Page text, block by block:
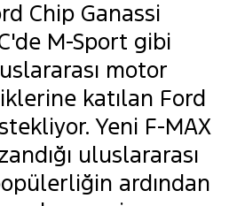
Chip Ganassi
M-Sport gibi
motor
katılan Ford
Yeni F-MAX
uluslararası
ardından